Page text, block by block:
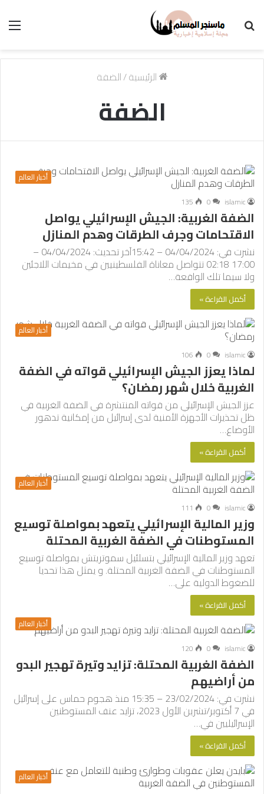
الرئيسية/الضفة
الضفة
أخبار العالم
islamic
0
135
الضفة الغربية: الجيش الإسرائيلي يواصل
الاقتحامات وجرف الطرقات وهدم المنازل
نشرت في: 04/04/2024 – 15:42آخر تحديث: 04/04/2024 –
17:00 02:18 تتواصل معاناة الفلسطينيين في مخيمات اللاجئين
ولا سيما تلك الواقعة…
أكمل القراءة »
أخبار العالم
islamic
0
106
لماذا يعزز الجيش الإسرائيلي قواته في الضفة
الغربية خلال شهر رمضان؟
عزز الجيش الإسرائيلي من قواته المنتشرة في الضفة الغربية في
ظل تحذيرات الأجهزة الأمنية لدى إسرائيل من إمكانية تدهور
الأوضاع…
أكمل القراءة »
أخبار العالم
islamic
0
111
وزير المالية الإسرائيلي يتعهد بمواصلة توسيع
المستوطنات في الضفة الغربية المحتلة
تعهد وزير المالية الإسرائيلي بتسلئيل سموتريتش بمواصلة توسيع
المستوطنات في الضفة الغربية المحتلة. و يمثل هذا تحديا
للضغوط الدولية على…
أكمل القراءة »
أخبار العالم
islamic
0
120
الضفة الغربية المحتلة: تزايد وتيرة تهجير البدو
من أراضيهم
نشرت في: 23/02/2024 – 15:35 منذ هجوم حماس على إسرائيل
في 7 أكتوبر/تشرين الأول 2023، تزايد عنف المستوطنين
الإسرائيليين في…
أكمل القراءة »
أخبار العالم